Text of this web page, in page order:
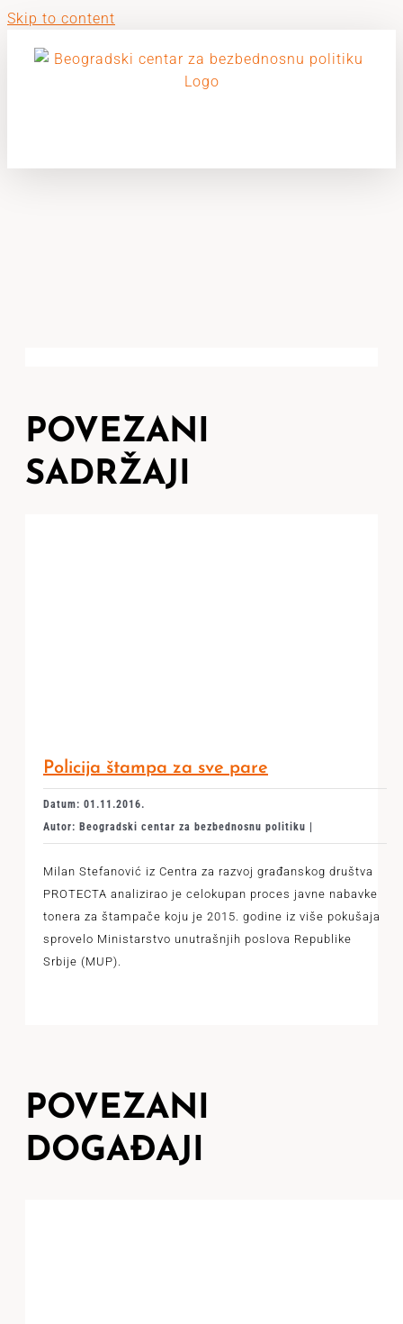
Skip to content
POVEZANI
SADRŽAJI
Policija štampa za sve pare
Datum: 01.11.2016.
Autor: Beogradski centar za bezbednosnu politiku |
Milan Stefanović iz Centra za razvoj građanskog društva
PROTECTA analizirao je celokupan proces javne nabavke
tonera za štampače koju je 2015. godine iz više pokušaja
sprovelo Ministarstvo unutrašnjih poslova Republike
Srbije (MUP).
POVEZANI
DOGAĐAJI